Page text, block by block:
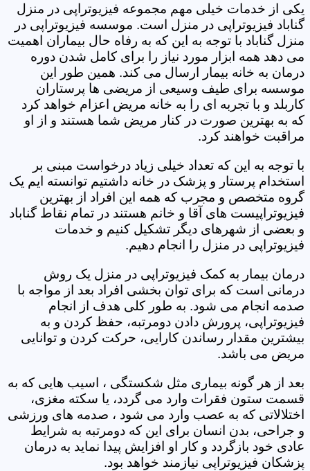
یکی از خدمات خیلی مهم مجموعه فیزیوتراپی در منزل
گناباد فیزیوتراپی در منزل است. موسسه فیزیوتراپی در
منزل گناباد با توجه به این که به رفاه حال بیماران اهمیت
می دهد همه ابزار مورد نیاز را برای کامل شدن دوره
درمان به خانه بیمار ارسال می کند. همین طور این
موسسه برای طیف وسیعی از مریضی ها پرستاران
کاربلد و با تجربه ای را به خانه مریض اعزام خواهد کرد
که به بهترین صورت در کنار مریض شما هستند و از او
مراقبت خواهند کرد.
با توجه به این که تعداد خیلی زیاد درخواست مبنی بر
استخدام پرستار و پزشک در خانه داشتیم توانسته ایم یک
گروه متخصص و مجرب که همه این افراد از بهترین
فیزیوتراپیست های آقا و خانم هستند در تمام نقاط گناباد
و بعضی از شهرهای دیگر تشکیل کنیم و خدمات
فیزیوتراپی در منزل را انجام دهیم.
درمان بیمار به کمک فیزیوتراپی در منزل یک روش
درمانی است که برای توان بخشی افراد بعد از مواجه با
صدمه انجام می شود. به طور کلی هدف از انجام
فیزیوتراپی، پرورش دادن دومرتبه، حفظ کردن و به
بیشترین مقدار رساندن کارایی، حرکت کردن و توانایی
مریض می باشد.
بعد از هر گونه بیماری مثل شکستگی ، اسیب هایی که به
قسمت ستون فقرات وارد می گردد، یا سکته مغزی،
اختلالاتی که به عصب وارد می شود ، صدمه های ورزشی
و جراحی، بدن انسان برای این که دومرتبه به شرایط
عادی خود بازگردد و کار او افزایش پیدا نماید به درمان
پزشکان فیزیوتراپی نیازمند خواهد بود.